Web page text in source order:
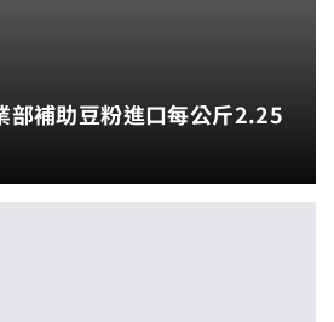
補助豆粉進口每公斤2.25